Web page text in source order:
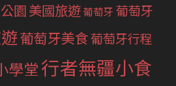
園美國旅遊葡萄牙 葡萄牙
葡萄牙美食葡萄牙行程
學堂行者無疆小食